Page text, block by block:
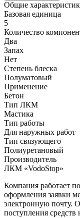
Общие
Базовая единица
5
Количество
Два
Запах
Нет
Степень блеска
Полуматовый
Применение
Бетон
Тип ЛКМ
Мастика
Тип работы
Для наружных работ
Тип связующего
Полиуретановый
Производитель
ЛКМ «VodoStop»
Компания работает
оформления заявки
электронную почту.
поступления средств